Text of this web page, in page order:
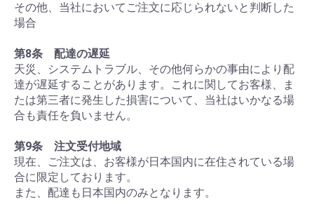
その他、当社においてご注文に応じられないと判断した
場合
第8条 配達の遅延
天災、システムトラブル、その他何らかの事由により配
達が遅延することがあります。これに関してお客様、ま
たは第三者に発生した損害について、当社はいかなる場
合も責任を負いません。
第9条 注文受付地域
現在、ご注文は、お客様が日本国内に在住されている場
合に限定しております。
また、配達も日本国内のみとなります。